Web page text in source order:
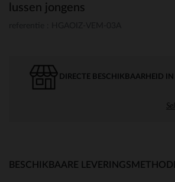
lussen jongens
DIRECTE BESCHIKBAARHEID IN
BESCHIKBAARE